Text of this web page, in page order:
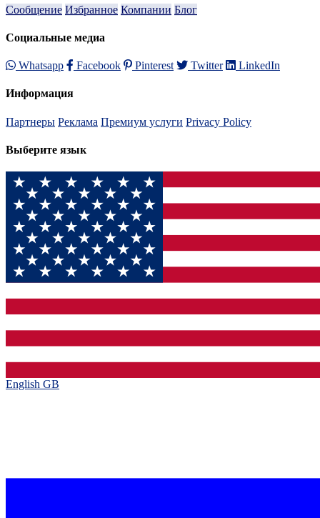
Сообщение Избранное Компании Блог
Социальные медиа
Whatsapp Facebook Pinterest Twitter LinkedIn
Информация
Партнеры Реклама Премиум услуги Privacy Policy
Выберите язык
English GB‎